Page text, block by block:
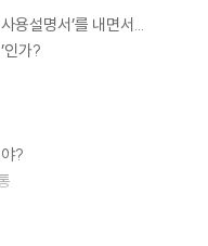
용설명서’를 내면서...
인가?
?